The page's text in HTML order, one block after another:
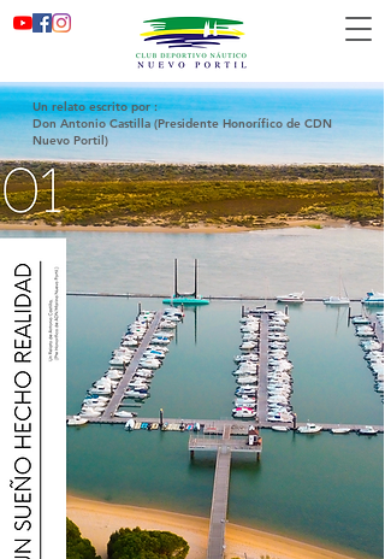
Un relato escrito por :
Don Antonio Castilla (Presidente Honorífico de CDN
Nuevo Portil)